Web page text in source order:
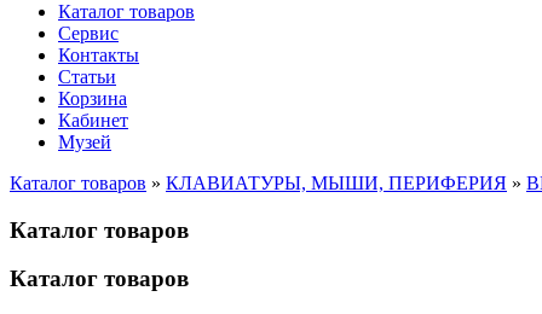
Каталог товаров
Сервис
Контакты
Статьи
Корзина
Кабинет
Музей
Каталог товаров » КЛАВИАТУРЫ, МЫШИ, ПЕРИФЕРИЯ »
Каталог товаров
Каталог товаров